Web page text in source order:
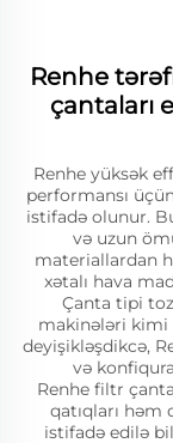
Renhe
çantaları
Renhe yüksək
performansı
istifadə olunur.
və uzun
materiallardan
xətalı hava
Çanta tipi toz
makinələri
deyişikləşdikcə,
və
Renhe filtr
qatıqları həm
istifadə edilə